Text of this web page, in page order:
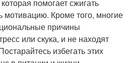
помогает сжигать
мотивацию. Кроме того, многие
причины
или скука, и не находят
избегать этих